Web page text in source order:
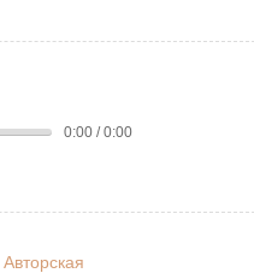
0:00 / 0:00
Авторская